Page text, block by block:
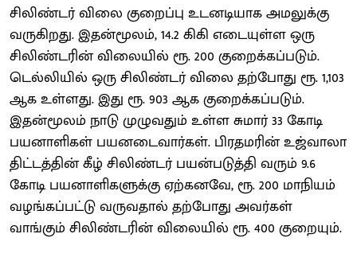
சிலிண்டர் விலை குறைப்பு உடனடியாக அமலுக்கு
வருகிறது. இதன்மூலம், 14.2 கிகி எடையுள்ள ஒரு
சிலிண்டரின் விலையில் ரூ. 200 குறைக்கப்படும்.
டெல்லியில் ஒரு சிலிண்டர் விலை தற்போது ரூ. 1,103
ஆக உள்ளது. இது ரூ. 903 ஆக குறைக்கப்படும்.
இதன்மூலம் நாடு முழுவதும் உள்ள சுமார் 33 கோடி
பயனாளிகள் பயனடைவார்கள். பிரதமரின் உஜ்வாலா
திட்டத்தின் கீழ் சிலிண்டர் பயன்படுத்தி வரும் 9.6
கோடி பயனாளிகளுக்கு ஏற்கனவே, ரூ. 200 மாநியம்
வழங்கப்பட்டு வருவதால் தற்போது அவர்கள்
வாங்கும் சிலிண்டரின் விலையில் ரூ. 400 குறையும்.